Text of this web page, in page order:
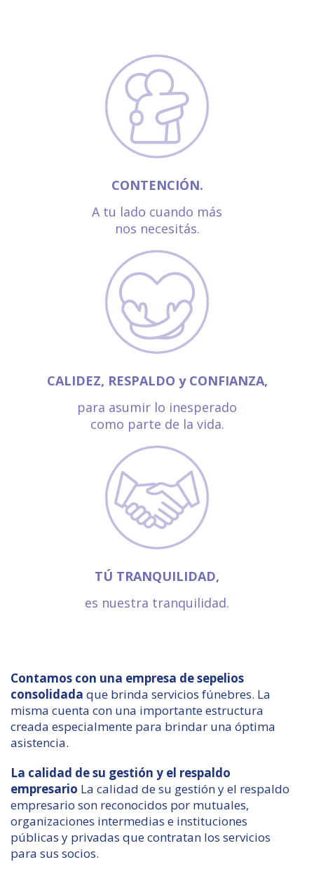
CONTENCIÓN.
A tu lado cuando más
nos necesitás.
CALIDEZ, RESPALDO y CONFIANZA,
para asumir lo inesperado
como parte de la vida.
TÚ TRANQUILIDAD,
es nuestra tranquilidad.
Contamos con una empresa de sepelios
consolidada que brinda servicios fúnebres. La
misma cuenta con una importante estructura
creada especialmente para brindar una óptima
asistencia.
La calidad de su gestión y el respaldo
empresario La calidad de su gestión y el respaldo
empresario son reconocidos por mutuales,
organizaciones intermedias e instituciones
públicas y privadas que contratan los servicios
para sus socios.